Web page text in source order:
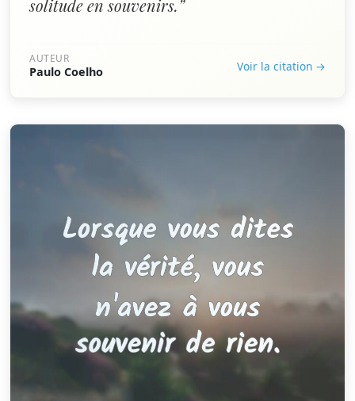
solitude en souvenirs.”
AUTEUR
Paulo Coelho Voir la citation →